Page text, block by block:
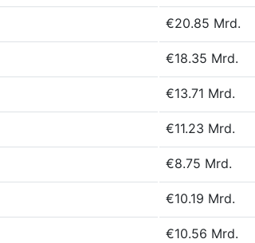
€20.85 Mrd.
€18.35 Mrd.
€13.71 Mrd.
€11.23 Mrd.
€8.75 Mrd.
€10.19 Mrd.
€10.56 Mrd.